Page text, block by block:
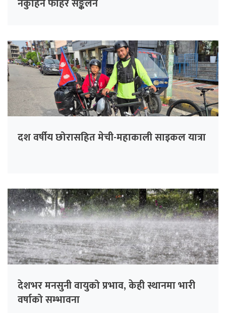
नकुहिने फोहर सङ्कलन
दश वर्षीय छोरासहित मेची-महाकाली साइकल यात्रा
देशभर मनसुनी वायुको प्रभाव, केही स्थानमा भारी
वर्षाको सम्भावना